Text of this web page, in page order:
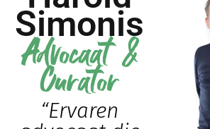
Simonis
Advocaat &
Curator
“Ervaren